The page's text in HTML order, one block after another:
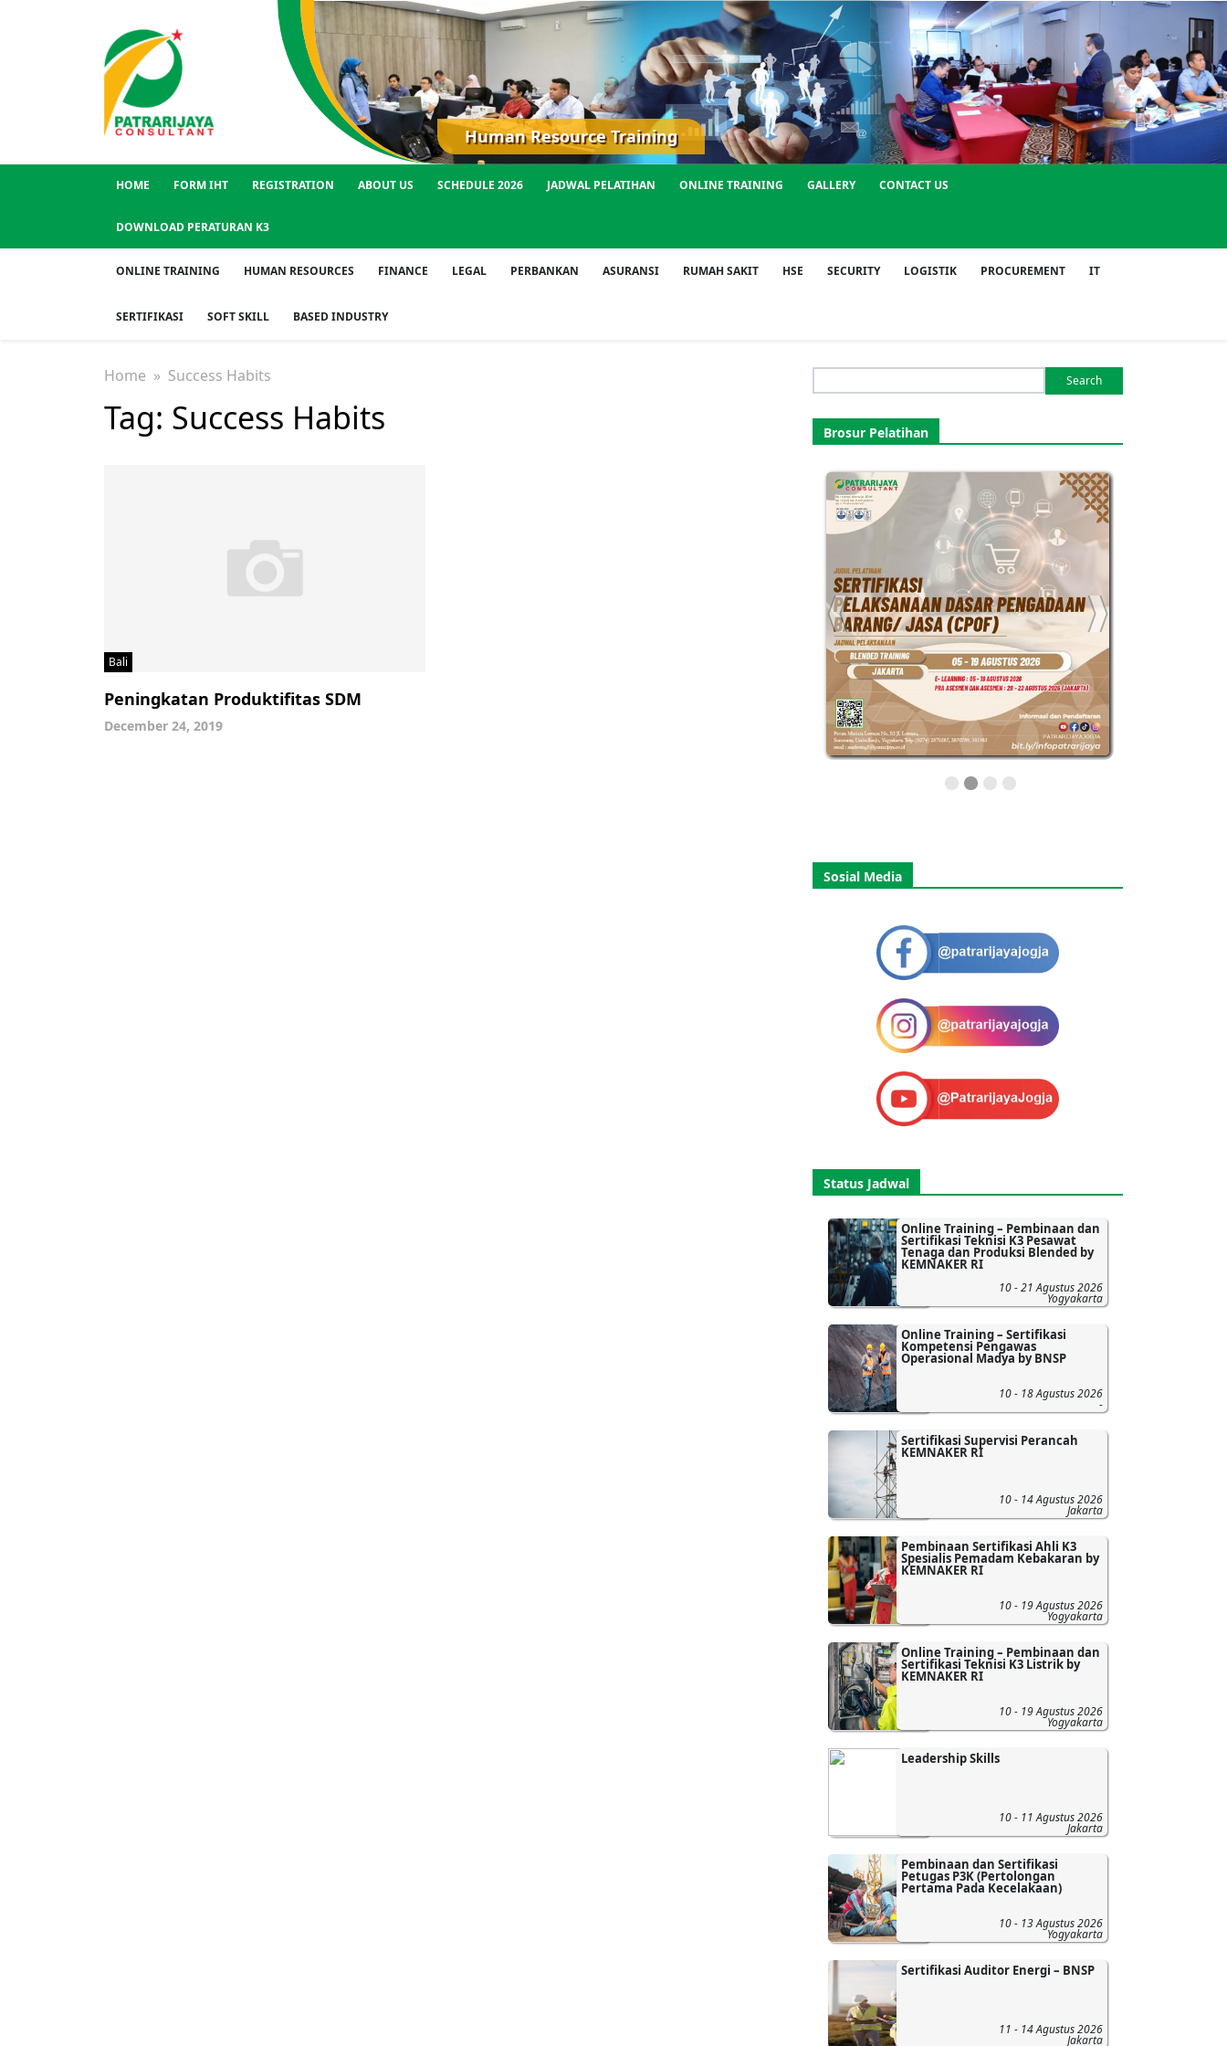
Human Resource Training
HOME FORM IHT REGISTRATION ABOUT US SCHEDULE 2026 JADWAL PELATIHAN ONLINE TRAINING GALLERY CONTACT US
DOWNLOAD PERATURAN K3
ONLINE TRAINING HUMAN RESOURCES FINANCE LEGAL PERBANKAN ASURANSI RUMAH SAKIT HSE SECURITY LOGISTIK PROCUREMENT IT
SERTIFIKASI SOFT SKILL BASED INDUSTRY
Home » Success Habits
Tag: Success Habits
Bali
Peningkatan Produktifitas SDM
December 24, 2019
for:
Brosur Pelatihan
Sosial Media
Status Jadwal
Online Training – Pembinaan dan
Sertifikasi Teknisi K3 Pesawat
Tenaga dan Produksi Blended by
KEMNAKER RI
10 - 21 Agustus 2026
Yogyakarta
Online Training – Sertifikasi
Kompetensi Pengawas
Operasional Madya by BNSP
10 - 18 Agustus 2026
-
Sertifikasi Supervisi Perancah
KEMNAKER RI
10 - 14 Agustus 2026
Jakarta
Pembinaan Sertifikasi Ahli K3
Spesialis Pemadam Kebakaran by
KEMNAKER RI
10 - 19 Agustus 2026
Yogyakarta
Online Training – Pembinaan dan
Sertifikasi Teknisi K3 Listrik by
KEMNAKER RI
10 - 19 Agustus 2026
Yogyakarta
Leadership Skills
10 - 11 Agustus 2026
Jakarta
Pembinaan dan Sertifikasi
Petugas P3K (Pertolongan
Pertama Pada Kecelakaan)
10 - 13 Agustus 2026
Yogyakarta
Sertifikasi Auditor Energi – BNSP
11 - 14 Agustus 2026
Jakarta